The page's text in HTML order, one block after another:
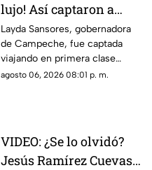
lujo! Así captaron a
Layda Sansores
viajando en primera
clase a Madrid; iba con
su hermana titular del
Layda Sansores, gobernadora
de Campeche, fue captada
viajando en primera clase
rumbo a Madrid junto a su
agosto 06, 2026 08:01 p. m.
VIDEO: ¿Se lo olvidó?
Jesús Ramírez Cuevas,